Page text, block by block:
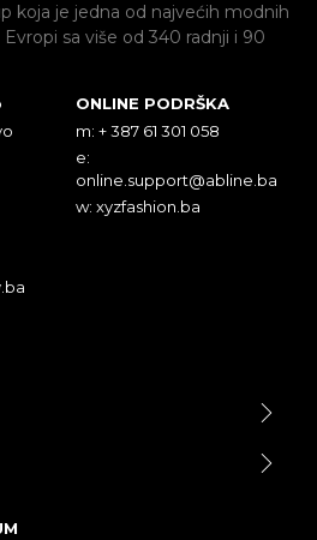
koja je jedna od najvećih modnih
sa više od 340 radnji i 90
ONLINE PODRŠKA
m: + 387 61 301 058
e:
online.support@abline.ba
w: xyzfashion.ba